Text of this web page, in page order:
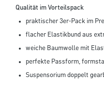
Qualität im Vorteilspack
praktischer 3er-Pack im
flacher Elastikbund aus
weiche Baumwolle mit
perfekte Passform,
Suspensorium doppelt